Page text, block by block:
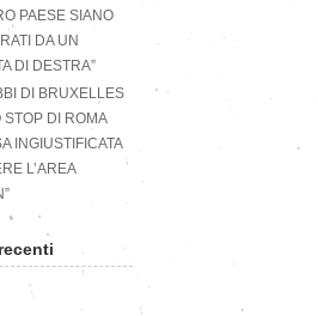
PAESE SIANO
DA UN
DI DESTRA”
DI BRUXELLES
DI ROMA
INGIUSTIFICATA
L’AREA